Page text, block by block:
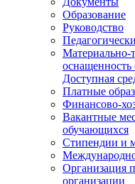
Образование
Руководство
Материально-
оснащенность
Доступная
Платные
Финансово-
Вакантные
обучающихся
Стипендии и
Организация
организации